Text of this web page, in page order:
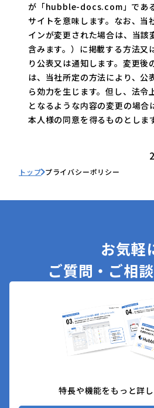
が「hubble-docs.com」であ
サイトを意味します。なお、当
インが変更された場合は、当該
含みます。）に掲載する方法又
り公表又は通知します。変更後
は、当社所定の方法により、公
ら効力を生じます。但し、法令
となるような内容の変更の場合
本人様の同意を得るものとしま
トップ プライバシーポリシー
お気軽
ご質問・ご相
特長や機能をもっと詳